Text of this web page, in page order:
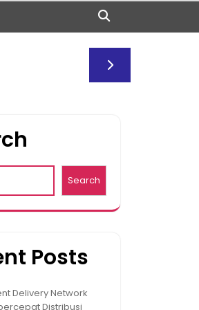
Search
Posts
Delivery Network
Distribusi